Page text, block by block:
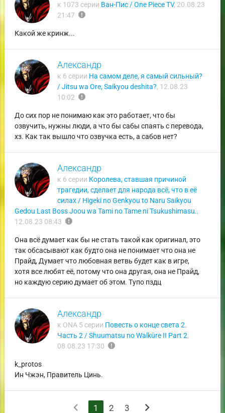
к 1073 серии Ван-Пис / One Piece TV, 20.08.23
21:47 report
Какой же кринж...
Александр
к 6 серии На самом деле, я самый сильный?
/ Jitsu wa Ore, Saikyou deshita?, 12.08.23
10:02 report
До сих пор не понимаю как это работает, что бы
озвучить, нужны люди, а что бы сабы спаять с перевода,
хз. Как так вышло что озвучка есть, а сабов нет?
Александр
к 6 серии Королева, ставшая причиной
трагедии, сделает для народа всё, что в её
силах / Higeki no Genkyou to Naru Saikyou
Gedou Last Boss Joou wa Tami no Tame ni Tsukushimasu.,
12.08.23 08:43 report
Она всё думает как бы не стать такой как оригинал, это
так обсасывают как будто она не понимает что она не
Прайд, Думает что любовная ветвь будет как в игре,
хотя все любят её, потому что она другая, она не Прайд,
но каждую серию думает об этом. Тупо пздц
Александр
к ONA 5 серии Повесть о конце света 2.
Часть 2 / Shuumatsu no Walküre II Part 2,
08.08.23 17:30 report
k_protos
Ин Чжэн, Правитель Цинь.
chevron_left 1 2 3 chevron_right